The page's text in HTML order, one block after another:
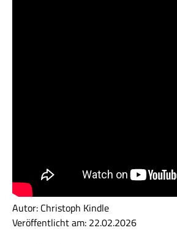
Autor: Christoph Kindle
Veröffentlicht am: 22.02.2026